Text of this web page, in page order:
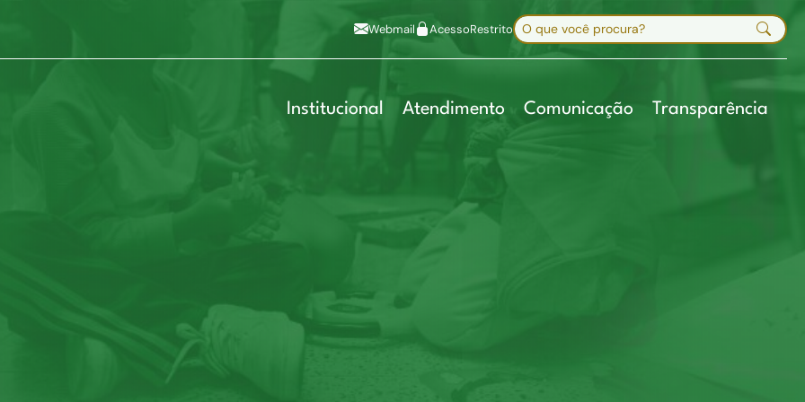
Mapa do site
Webmail AcessoRestritoBuscar no site
Digite sua busca e pressione Enter
Institucional Atendimento Comunicação Transparência